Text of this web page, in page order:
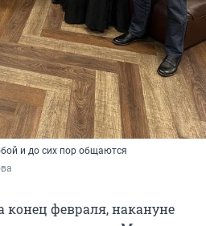
и до сих пор общаются
февраля, накануне